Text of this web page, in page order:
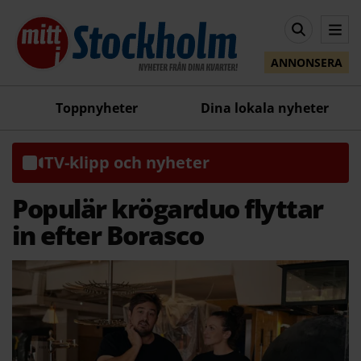
ANNONSERA
Toppnyheter Dina lokala nyheter
TV-klipp och nyheter
Populär krögarduo flyttar
in efter Borasco